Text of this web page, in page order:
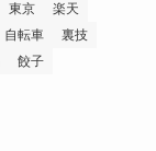
東京
楽天
自転車
裏技
餃子